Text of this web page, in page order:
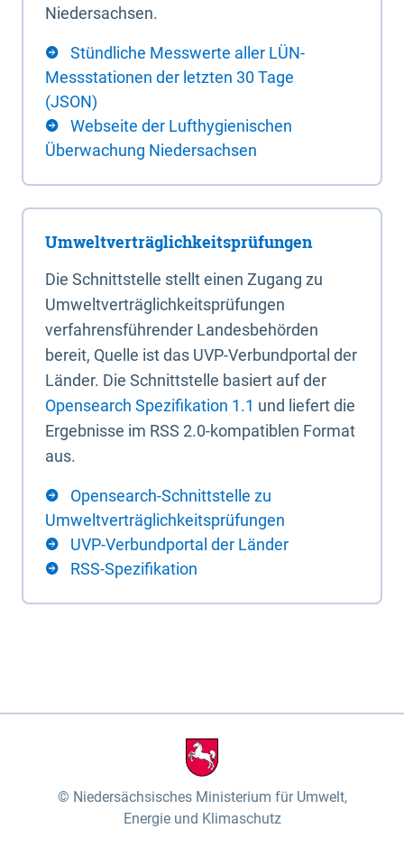
Niedersachsen.
Stündliche Messwerte aller LÜN-
Messstationen der letzten 30 Tage
(JSON)
Webseite der Lufthygienischen
Überwachung Niedersachsen
Umweltverträglichkeitsprüfungen
Die Schnittstelle stellt einen Zugang zu
Umweltverträglichkeitsprüfungen
verfahrensführender Landesbehörden
bereit, Quelle ist das UVP-Verbundportal der
Länder. Die Schnittstelle basiert auf der
Opensearch Spezifikation 1.1 und liefert die
Ergebnisse im RSS 2.0-kompatiblen Format
aus.
Opensearch-Schnittstelle zu
Umweltverträglichkeitsprüfungen
UVP-Verbundportal der Länder
RSS-Spezifikation
Niedersächsisches Ministerium für Umwelt,
Energie und Klimaschutz